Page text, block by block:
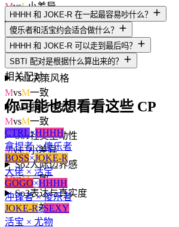
MvsL小差异
A3人生意义感
MvsM一致
Ac1动机导向
Mvs M 一致
Ac2决策风格
MvsM一致
Ac3执行模式
MvsM一致
So1社交主动性
MvsH小差异
So2人际边界感
MvsM一致
So3表达与真实度
MvsH小差异
HHHH 和 JOKE-R 在一起最容易吵什么？
傻乐者和活宝约会适合做什么？
HHHH 和 JOKE-R 可以走到最后吗？
SBTI 配对是根据什么算出来的？
相关配对
你可能也想看看这些 CP
CTRL×HHHH
拿捏者 × 傻乐者
BOSS×JOKE-R
大佬 × 活宝
GOGO×HHHH
冲锋者 × 傻乐者
JOKE-R×SEXY
活宝 × 尤物